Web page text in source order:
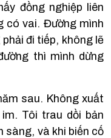
đồng nghiệp liên
có vai. Đường mình
đi tiếp, không lẽ
thì mình dừng
sau. Không xuất
Tôi trau dồi bản
sàng, và khi biến cố